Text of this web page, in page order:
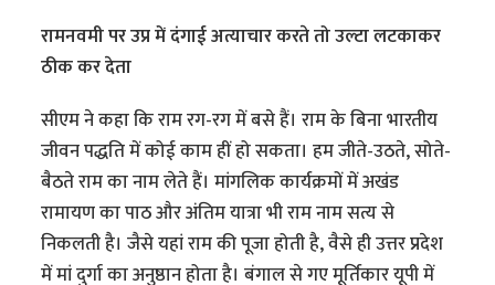
रामनवमी पर उप्र में दंगाई अत्याचार करते तो उल्टा लटकाकर
ठीक कर देता
सीएम ने कहा कि राम रग-रग में बसे हैं। राम के बिना भारतीय
जीवन पद्धति में कोई काम हीं हो सकता। हम जीते-उठते, सोते-
बैठते राम का नाम लेते हैं। मांगलिक कार्यक्रमों में अखंड
रामायण का पाठ और अंतिम यात्रा भी राम नाम सत्य से
निकलती है। जैसे यहां राम की पूजा होती है, वैसे ही उत्तर प्रदेश
में मां दुर्गा का अनुष्ठान होता है। बंगाल से गए मूर्तिकार यूपी में